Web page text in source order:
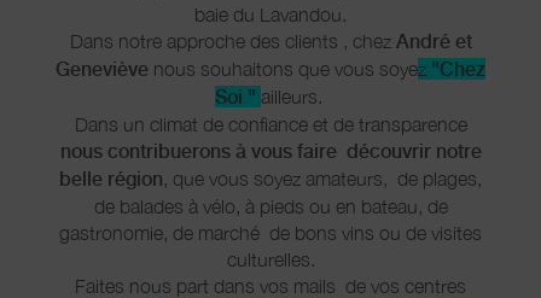
baie du Lavandou.
Dans notre approche des clients , chez André et
Geneviève nous souhaitons que vous soyez "Chez
Soi " ailleurs.
Dans un climat de confiance et de transparence
nous contribuerons à vous faire découvrir notre
belle région, que vous soyez amateurs, de plages,
de balades à vélo, à pieds ou en bateau, de
gastronomie, de marché de bons vins ou de visites
culturelles.
Faites nous part dans vos mails de vos centres